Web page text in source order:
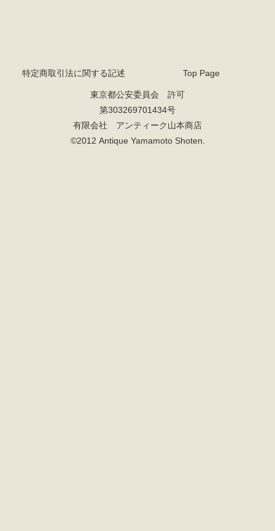
特定商取引法に関する記述 Top Page
東京都公安委員会 許可
第303269701434号
有限会社 アンティーク山本商店
©2012 Antique Yamamoto Shoten.